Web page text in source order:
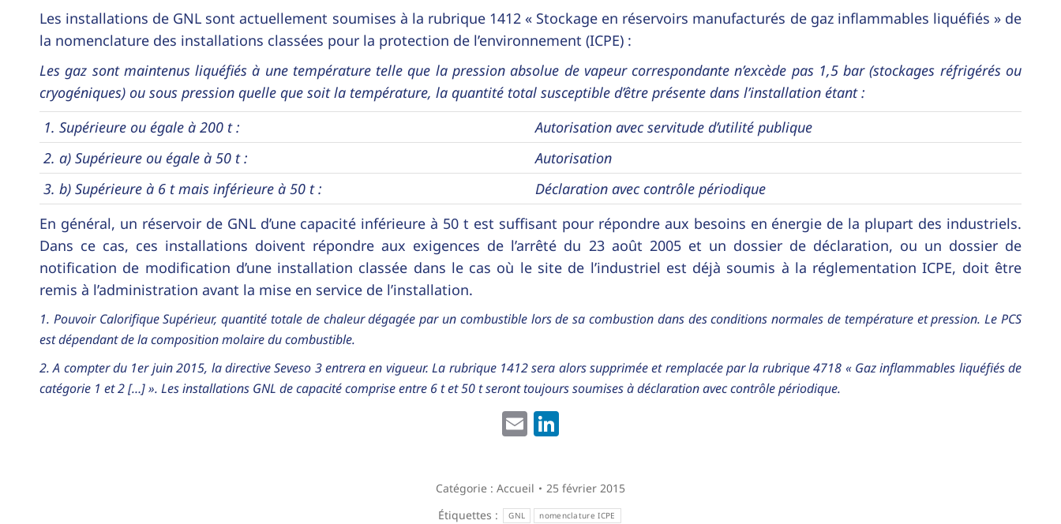
Les installations de GNL sont actuellement soumises à la rubrique 1412 « Stockage en réservoirs manufacturés de gaz inflammables liquéfiés » de
la nomenclature des installations classées pour la protection de l’environnement (ICPE) :
Les gaz sont maintenus liquéfiés à une température telle que la pression absolue de vapeur correspondante n’excède pas 1,5 bar (stockages réfrigérés ou
cryogéniques) ou sous pression quelle que soit la température, la quantité total susceptible d’être présente dans l’installation étant :
1. Supérieure ou égale à 200 t :
Autorisation avec servitude d’utilité publique
2. a) Supérieure ou égale à 50 t :
Autorisation
3. b) Supérieure à 6 t mais inférieure à 50 t :
Déclaration avec contrôle périodique
En général, un réservoir de GNL d’une capacité inférieure à 50 t est suffisant pour répondre aux besoins en énergie de la plupart des industriels.
Dans ce cas, ces installations doivent répondre aux exigences de l’arrêté du 23 août 2005 et un dossier de déclaration, ou un dossier de
notification de modification d’une installation classée dans le cas où le site de l’industriel est déjà soumis à la réglementation ICPE, doit être
remis à l’administration avant la mise en service de l’installation.
1. Pouvoir Calorifique Supérieur, quantité totale de chaleur dégagée par un combustible lors de sa combustion dans des conditions normales de température et pression. Le PCS
est dépendant de la composition molaire du combustible.
2. A compter du 1er juin 2015, la directive Seveso 3 entrera en vigueur. La rubrique 1412 sera alors supprimée et remplacée par la rubrique 4718 « Gaz inflammables liquéfiés de
catégorie 1 et 2 […] ». Les installations GNL de capacité comprise entre 6 t et 50 t seront toujours soumises à déclaration avec contrôle périodique.
Email
Catégorie : Accueil
25 février 2015
Étiquettes :
GNL nomenclature ICPE